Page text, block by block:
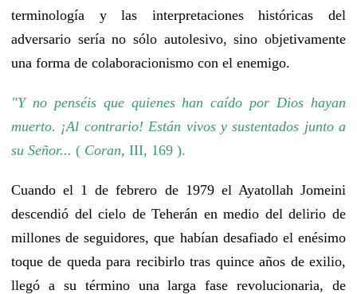
terminología y las interpretaciones históricas del
adversario sería no sólo autolesivo, sino objetivamente
una forma de colaboracionismo con el enemigo.
"Y no penséis que quienes han caído por Dios hayan
muerto. ¡Al contrario! Están vivos y sustentados junto a
su Señor... ( Coran, III, 169 ).
Cuando el 1 de febrero de 1979 el Ayatollah Jomeini
descendió del cielo de Teherán en medio del delirio de
millones de seguidores, que habían desafiado el enésimo
toque de queda para recibirlo tras quince años de exilio,
llegó a su término una larga fase revolucionaria, de